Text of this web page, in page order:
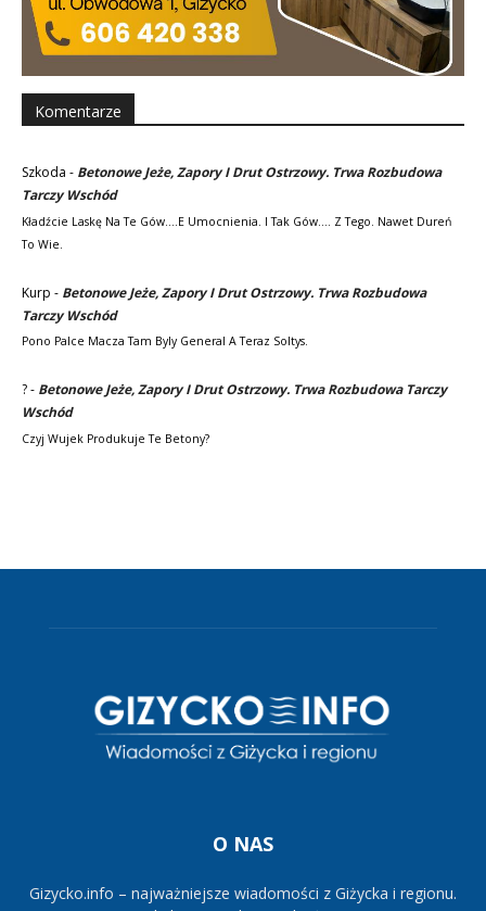
Komentarze
Szkoda - Betonowe Jeże, Zapory I Drut Ostrzowy. Trwa Rozbudowa
Tarczy Wschód
Kładźcie Laskę Na Te Gów....e Umocnienia. I Tak Gów.... Z Tego. Nawet Dureń
To Wie.
Kurp - Betonowe Jeże, Zapory I Drut Ostrzowy. Trwa Rozbudowa
Tarczy Wschód
Pono Palce Macza Tam Byly General A Teraz Soltys.
?- Betonowe Jeże, Zapory I Drut Ostrzowy. Trwa Rozbudowa Tarczy
Wschód
Czyj Wujek Produkuje Te Betony?
O NAS
Gizycko.info – najważniejsze wiadomości z Giżycka i regionu.